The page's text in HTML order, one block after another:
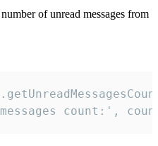
of unread messages from
count:',